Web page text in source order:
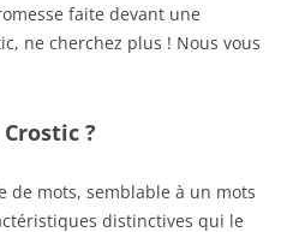
faite devant une
ne cherchez plus ! Nous vous
?
de mots, semblable à un mots
distinctives qui le